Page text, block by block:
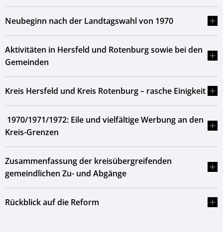
Neubeginn nach der Landtagswahl von 1970
Aktivitäten in Hersfeld und Rotenburg sowie bei den
Gemeinden
Kreis Hersfeld und Kreis Rotenburg – rasche Einigkeit
1970/1971/1972: Eile und vielfältige Werbung an den
Kreis-Grenzen
Zusammenfassung der kreisübergreifenden
gemeindlichen Zu- und Abgänge
Rückblick auf die Reform